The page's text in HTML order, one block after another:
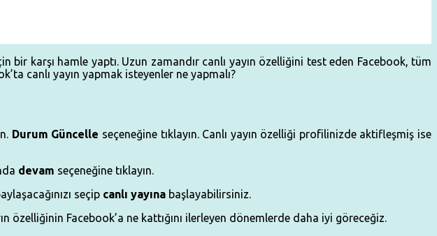
karşı hamle yaptı. Uzun zamandır canlı yayın özelliğini test eden Facebook, tüm
canlı yayın yapmak isteyenler ne yapmalı?
Durum Güncelle seçeneğine tıklayın. Canlı yayın özelliği profilinizde aktifleşmiş ise
devam seçeneğine tıklayın.
seçip canlı yayına başlayabilirsiniz.
özelliğinin Facebook’a ne kattığını ilerleyen dönemlerde daha iyi göreceğiz.